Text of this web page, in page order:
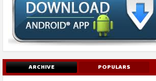
ARCHIVE POPULARS